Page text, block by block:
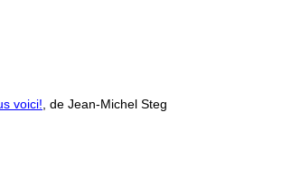
voici! , de Jean-Michel Steg